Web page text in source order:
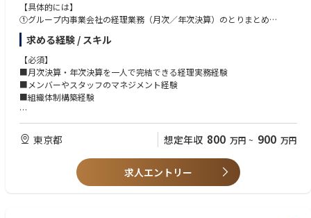
【具体的には】
①グループ内事業会社の経理業務（月次／年次決算）のとりまとめ
②決算業務の生産性向上に向けた業務改善
事業子会社の経理部門の統合ための体制構築をお任せ致します。
将来的には
③HD経理部門のマネジメント（メンバー20名程度）
求める経験 / スキル
【必須】
■月次決算・年次決算を一人で完結できる経理実務経験
■メンバーやスタッフのマネジメント経験
■組織体制構築経験
【歓迎】
■連結決算業務の経験
■監査法人や税理士法人との連携経験
東京都 想定年収 800 万円 ~ 900 万円
求人エントリー